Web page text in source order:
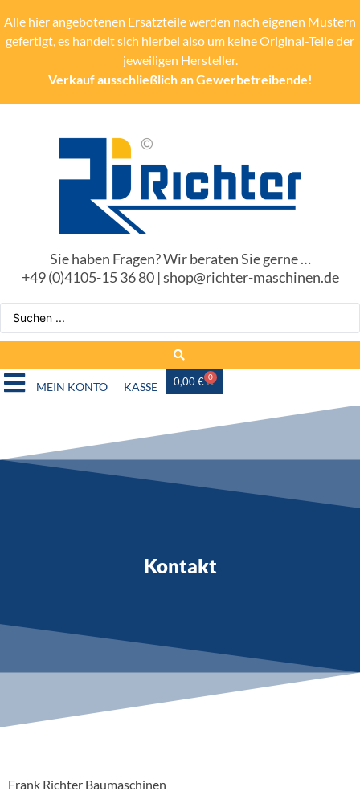
Alle hier angebotenen Ersatzteile werden nach eigenen Mustern
gefertigt, es handelt sich hierbei also um keine Original-Teile der
jeweiligen Hersteller.
Verkauf ausschließlich an Gewerbetreibende!
Sie haben Fragen? Wir beraten Sie gerne …
+49 (0)4105-15 36 80 | shop@richter-maschinen.de
MEIN KONTO KASSE 0,00€ 0
Kontakt
Frank Richter Baumaschinen